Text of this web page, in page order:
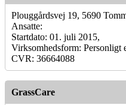
Plouggårdsvej 19, 5690
Ansatte:
Startdato: 01. juli 2015,
Virksomhedsform: Personligt
CVR: 36664088
GrassCare